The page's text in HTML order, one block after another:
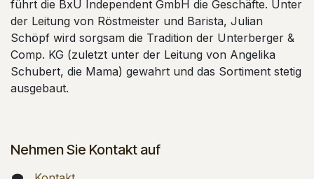
führt die BxU Independent GmbH die Geschäfte. Unter
der Leitung von Röstmeister und Barista, Julian
Schöpf wird sorgsam die Tradition der Unterberger &
Comp. KG (zuletzt unter der Leitung von Angelika
Schubert, die Mama) gewahrt und das Sortiment stetig
ausgebaut.
Nehmen Sie Kontakt auf